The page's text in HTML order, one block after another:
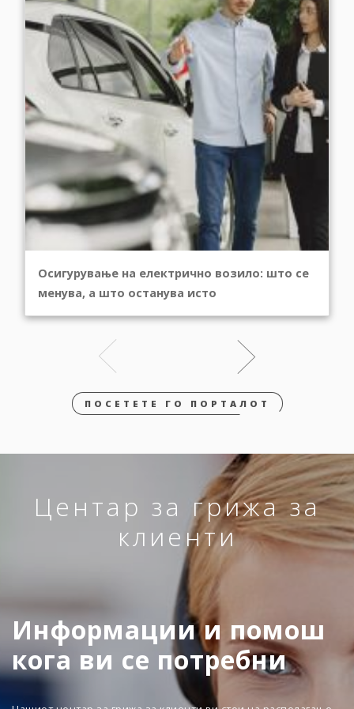
Осигурување на електрично возило: што се
менува, а што останува исто
ПОСЕТЕТЕ ГО ПОРТАЛОТ
Центар за грижа за
клиенти
Информации и помош
кога ви се потребни